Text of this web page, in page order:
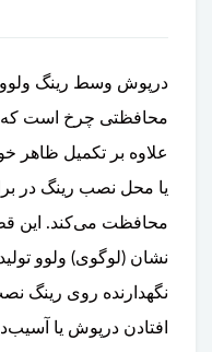
محافظتی چرخ است
علاوه بر تکمیل ظاهر
یا محل نصب رینگ در
محافظت می‌کند. این
نشان (لوگوی) ولوو
نگهدارنده روی رینگ
افتادن درپوش یا